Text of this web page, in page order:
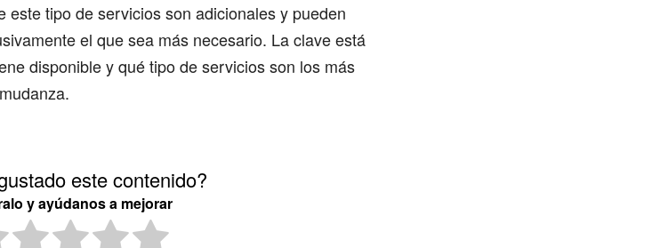
este tipo de servicios son adicionales y pueden
el que sea más necesario. La clave está
disponible y qué tipo de servicios son los más
este contenido?
y ayúdanos a mejorar